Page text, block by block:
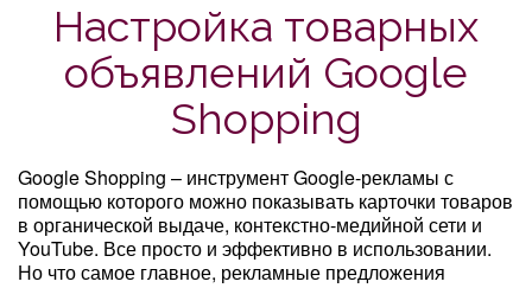
Настройка товарных
объявлений Google
Shopping
Google Shopping – инструмент Google-рекламы с
помощью которого можно показывать карточки товаров
в органической выдаче, контекстно-медийной сети и
YouTube. Все просто и эффективно в использовании.
Но что самое главное, рекламные предложения